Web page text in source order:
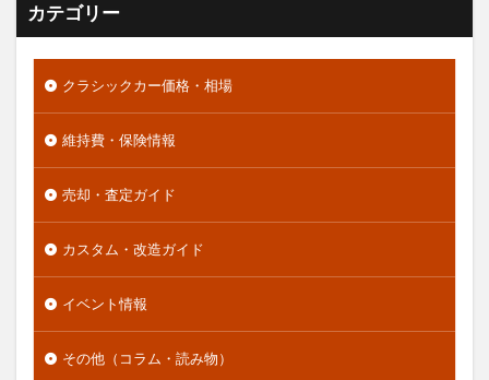
カテゴリー
クラシックカー価格・相場
維持費・保険情報
売却・査定ガイド
カスタム・改造ガイド
イベント情報
その他（コラム・読み物）